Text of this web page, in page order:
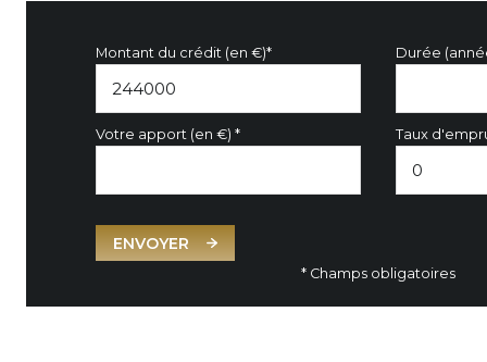
Montant du crédit (en €)* Durée
Votre apport (en €) * Taux
ENVOYER
* Champs obligatoires